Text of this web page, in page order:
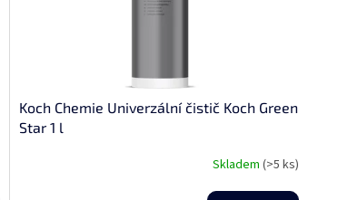
Koch Chemie Univerzální čistič Koch Green
Star 1 l
Skladem (>5 ks)